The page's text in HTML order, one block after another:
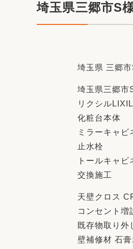
お客さまの声
中古物件
ストップ
埼玉県三郷市S
埼玉県 三郷
埼玉県三郷市
リクシル
化粧台本体
ミラーキャビ
止水栓
トールキャビ
交換施工
天壁クロス
コンセント増
既存物取り外
壁補修材 石